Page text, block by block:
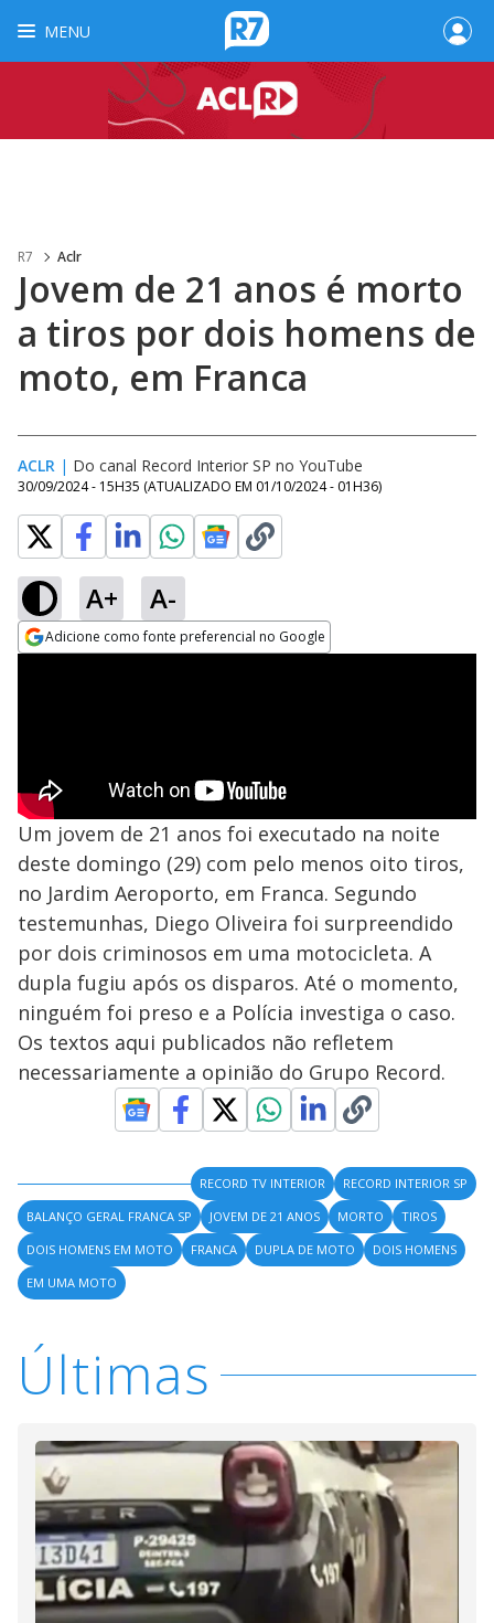
MENU
R7 Aclr
Jovem de 21 anos é morto
a tiros por dois homens de
moto, em Franca
ACLR | Do canal Record Interior SP no YouTube
30/09/2024 - 15H35 (ATUALIZADO EM 01/10/2024 - 01H36)
A+ A-
Adicione como fonte preferencial no Google
Um jovem de 21 anos foi executado na noite
deste domingo (29) com pelo menos oito tiros,
no Jardim Aeroporto, em Franca. Segundo
testemunhas, Diego Oliveira foi surpreendido
por dois criminosos em uma motocicleta. A
dupla fugiu após os disparos. Até o momento,
ninguém foi preso e a Polícia investiga o caso.
Os textos aqui publicados não refletem
necessariamente a opinião do Grupo Record.
RECORD TV INTERIOR
RECORD INTERIOR SP
BALANÇO GERAL FRANCA SP
JOVEM DE 21 ANOS MORTO
TIROS
DOIS HOMENS EM MOTO
FRANCA DUPLA DE MOTO
DOIS HOMENS
EM UMA MOTO
Últimas